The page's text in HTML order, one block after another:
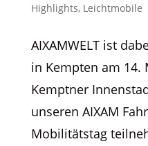
Highlights, Leichtmobile
AIXAMWELT ist
in Kempten am 14.
Kemptner
unseren AIXAM
Mobilitätstag